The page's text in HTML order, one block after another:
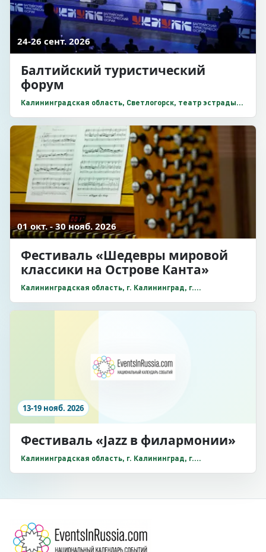
24-26 сент. 2026
Балтийский туристический
форум
Калининградская область, Светлогорск, театр эстрады
01 окт. - 30 нояб. 2026
Фестиваль «Шедевры мировой
классики на Острове Канта»
Калининградская область, г. Калининград, г.
13-19 нояб. 2026
Фестиваль «Jazz в филармонии»
Калининградская область, г. Калининград, г.